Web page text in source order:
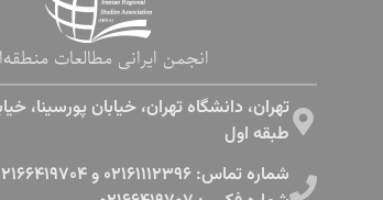
انجمن ایرانی مطالعات
طبقه اول​
شماره تماس: ۰۲۱۶۱۱۱۲۳۹۶ و ۰۲۱۶۶۴۱۹۷۰۴